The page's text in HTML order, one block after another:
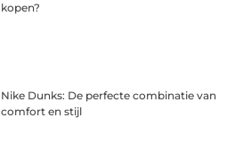
kopen?
Nike Dunks: De perfecte combinatie van
comfort en stijl